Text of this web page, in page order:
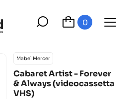
0
Mabel Mercer
Cabaret Artist - Forever
& Always (videocassetta
VHS)